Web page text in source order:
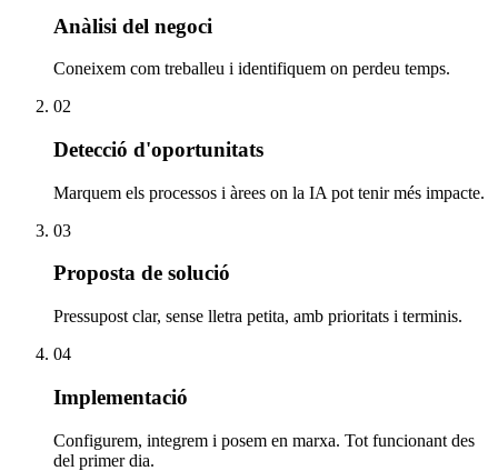
Anàlisi del negoci
Coneixem com treballeu i identifiquem on perdeu temps.
02
Detecció d'oportunitats
Marquem els processos i àrees on la IA pot tenir més impacte.
03
Proposta de solució
Pressupost clar, sense lletra petita, amb prioritats i terminis.
04
Implementació
Configurem, integrem i posem en marxa. Tot funcionant des
del primer dia.